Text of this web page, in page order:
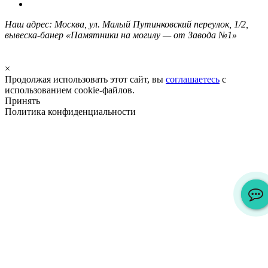
Наш адрес: Москва, ул. Малый Путинковский переулок, 1/2,
вывеска-банер «Памятники на могилу — от Завода №1»
×
Продолжая использовать этот сайт, вы соглашаетесь с
использованием cookie-файлов.
Принять
Политика конфиденциальности